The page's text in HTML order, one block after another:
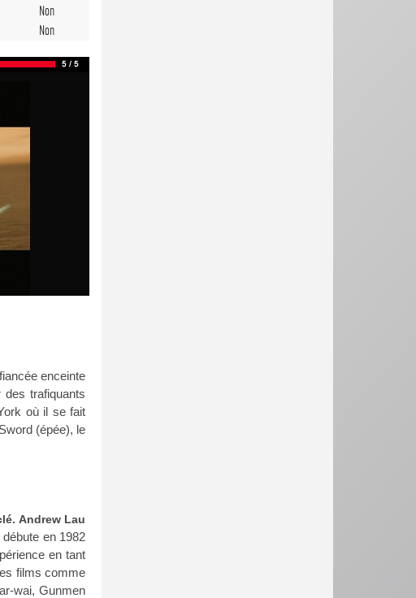
Non
Non
enceinte
trafiquants
où il se fait
(épée), le
Andrew Lau
débute en 1982
en tant
films comme
wai, Gunmen